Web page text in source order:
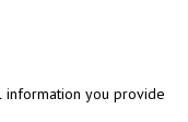
information you provide